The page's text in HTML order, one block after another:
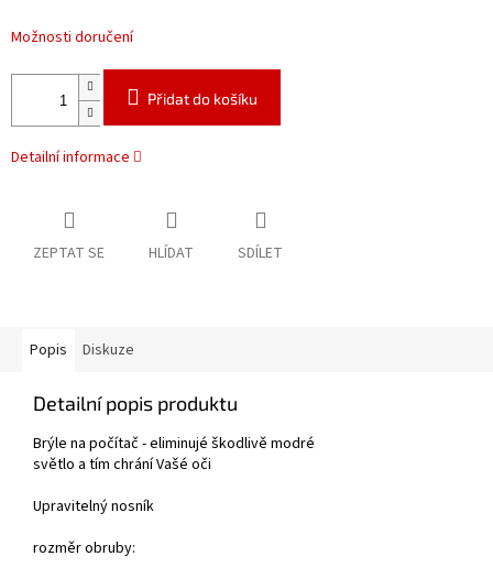
Možnosti doručení
Přidat do košíku
Detailní informace
ZEPTAT SE HLÍDAT SDÍLET
Popis Diskuze
Detailní popis produktu
Brýle na počítač - eliminujé škodlivě modré
světlo a tím chrání Vašé oči
Upravitelný nosník
rozměr obruby: